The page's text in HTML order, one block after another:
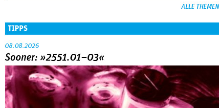
ALLE THEMEN
TIPPS
08.08.2026
Sooner: »2551.01–03«